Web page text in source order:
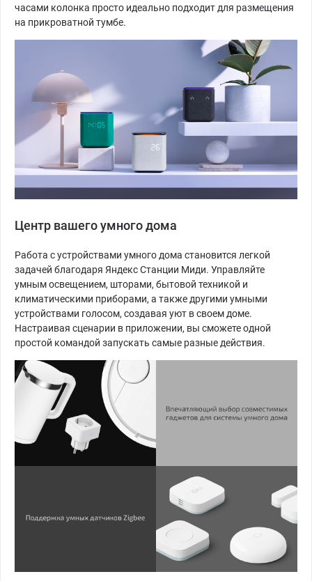
часами колонка просто идеально подходит для размещения
на прикроватной тумбе.
Центр вашего умного дома
Работа с устройствами умного дома становится легкой
задачей благодаря Яндекс Станции Миди. Управляйте
умным освещением, шторами, бытовой техникой и
климатическими приборами, а также другими умными
устройствами голосом, создавая уют в своем доме.
Настраивая сценарии в приложении, вы сможете одной
простой командой запускать самые разные действия.